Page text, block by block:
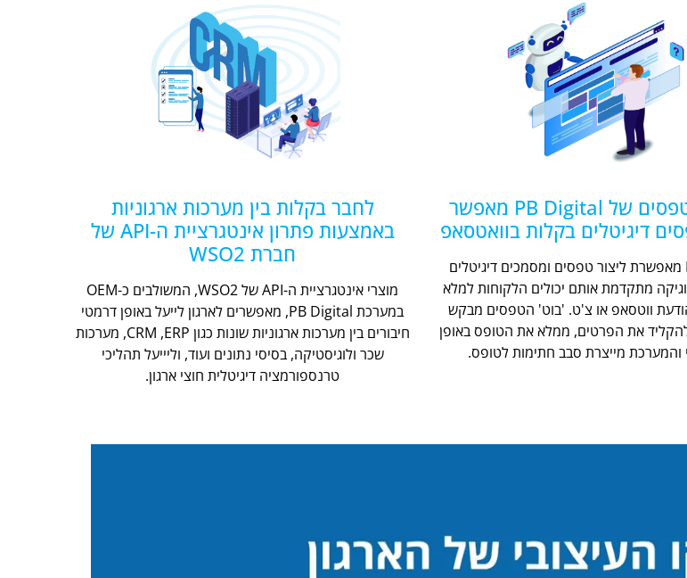
צ'אט הטפסים של PB Digital מאפשר
דיגיטלים בקלות בוואטסאפ
PB Digital מאפשרת ליצור טפסים ומסמכים דיגיטלים
מתקדמת אותם יכולים הלקוחות למלא
ווטסאפ או צ'ט. 'בוט' הטפסים מבקש
את הפרטים, ממלא את הטופס באופן
והמערכת מייצרת סבב חתימות לטופס.
לחבר בקלות בין מערכות ארגוניות
באמצעות פתרון אינטגרציית ה-API של
חברת WSO2
מוצרי אינטגרציית ה-API של WSO2, המשולבים כ-OEM
במערכת PB Digital, מאפשרים לארגון לייעל באופן דרמטי
חיבורים בין מערכות ארגוניות שונות כגון CRM ,ERP, מערכות
שכר ולוגיסטיקה, בסיסי נתונים ועוד, וליייעל תהליכי
טרנספורמציה דיגיטלית חוצי ארגון.